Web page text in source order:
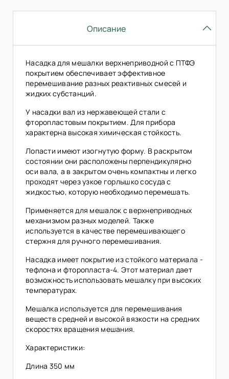
Описание
Насадка для мешалки верхнеприводной с ПТФЭ
покрытием обеспечивает эффективное
перемешивание разных реактивных смесей и
жидких субстанций.
У насадки вал из нержавеющей стали с
фторопластовым покрытием. Для прибора
характерна высокая химическая стойкость.
Лопасти имеют изогнутую форму. В раскрытом
состоянии они расположены перпендикулярно
оси вала, а в закрытом очень компактны и легко
проходят через узкое горлышко сосуда с
жидкостью, которую необходимо перемешать.
Применяется для мешалок с верхнеприводных
механизмом разных моделей. Также
используется в качестве перемешивающего
стержня для ручного перемешивания.
Насадка имеет покрытие из стойкого материала -
тефлона и фторопласта-4. Этот материал дает
возможность использовать мешалку при высоких
температурах.
Мешалка используется для перемешивания
веществ средней и высокой вязкости на средних
скоростях вращения мешания.
Характеристики:
Длина 350 мм